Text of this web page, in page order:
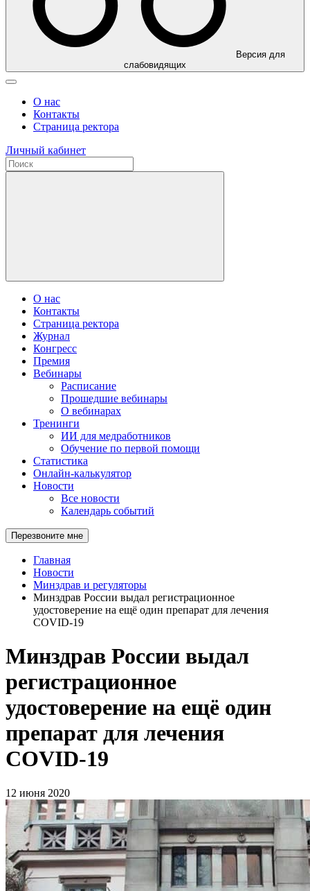
Версия для
слабовидящих
О нас
Контакты
Страница ректора
Личный кабинет
О нас
Контакты
Страница ректора
Журнал
Конгресс
Премия
Вебинары
Расписание
Прошедшие вебинары
О вебинарах
Тренинги
ИИ для медработников
Обучение по первой помощи
Статистика
Онлайн-калькулятор
Новости
Все новости
Календарь событий
Перезвоните мне
Главная
Новости
Минздрав и регуляторы
Минздрав России выдал регистрационное
удостоверение на ещё один препарат для лечения
COVID-19
Минздрав России выдал
регистрационное
удостоверение на ещё один
препарат для лечения
COVID-19
12 июня 2020